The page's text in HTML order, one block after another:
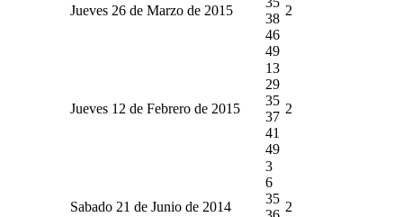
Jueves 26 de Marzo de 2015
38
46
49
2
Jueves 12 de Febrero de 2015
13
29
35
37
41
49
2
Sabado 21 de Junio de 2014
3
6
35
2